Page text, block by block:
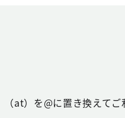
at）を@に置き換えてご